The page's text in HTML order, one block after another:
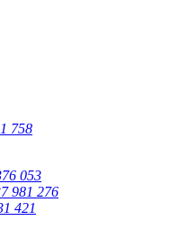
758
053
981 276
421